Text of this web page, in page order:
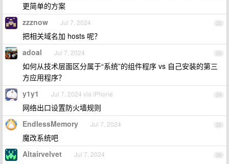
更简单的方案
22
zzznow Jul 7, 2024
把相关域名加 hosts 呢？
23
adoal Jul 7, 2024
如何从技术层面区分属于“系统”的组件程序 vs 自己安装的第三
方应用程序？
24
y1y1 Jul 7, 2024 via iPhone
网络出口设置防火墙规则
25
EndlessMemory Jul 7, 2024
魔改系统吧
26
Altairvelvet Jul 7, 2024